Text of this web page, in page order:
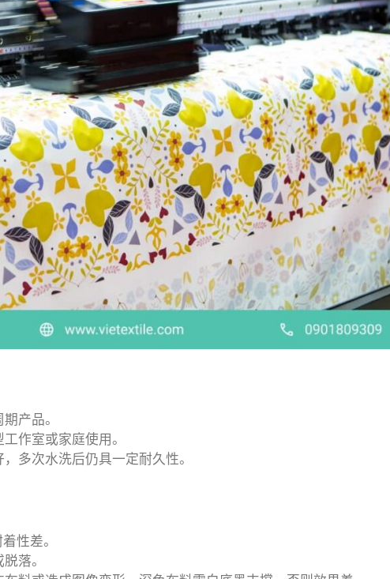
产品。
作室或家庭使用。
多次水洗后仍具一定耐久性。
性差。
落。